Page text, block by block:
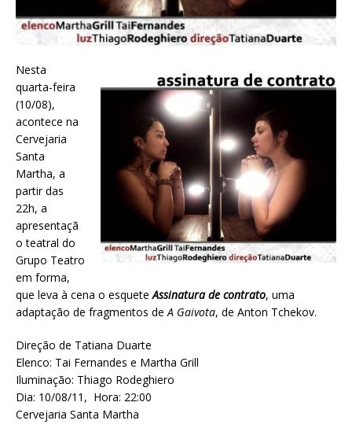
Nesta
quarta-feira
(10/08),
acontece na
Cervejaria
Santa
Martha, a
partir das
22h, a
apresentaçã
o teatral do
Grupo Teatro
em forma,
que leva à cena o esqueteAssinatura de contrato, uma
adaptação de fragmentos de A Gaivota, de Anton Tchekov.
Direção de Tatiana Duarte
Elenco: Tai Fernandes e Martha Grill
Iluminação: Thiago Rodeghiero
Dia: 10/08/11, Hora: 22:00
Cervejaria Santa Martha